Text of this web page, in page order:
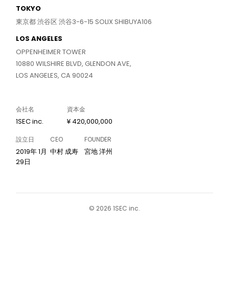
TOKYO
東京都 渋谷区 渋谷3-6-15 SOLIX SHIBUYA106
LOS ANGELES
OPPENHEIMER TOWER
10880 WILSHIRE BLVD, GLENDON AVE,
LOS ANGELES, CA 90024
会社名
1SEC inc.
資本金
¥ 420,000,000
設立日
2019年 1月
29日
CEO
中村 成寿
FOUNDER
宮地 洋州
©︎ 2026 1SEC inc.